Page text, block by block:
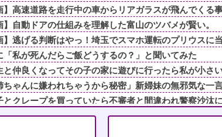
】高速道路を走行中の車からリアガラスが飛んでくる
】自動ドアの仕組みを理解した富山のツバメが賢い。
】逃げる判断はやっ！埼玉でスマホ運転のプリウスに
「私が死んだらご飯どうするの？」と聞いてみた
と仲良くなってその子の家に遊びに行ったら私が小さ
ちゃんに嫌われちゃうから秘密」新婦妹の無邪気な一
とクレープを買っていたら不審者と間違われ警察沙汰
甥っ子をアポなし託児を押し付けてきた兄嫁！「テレ